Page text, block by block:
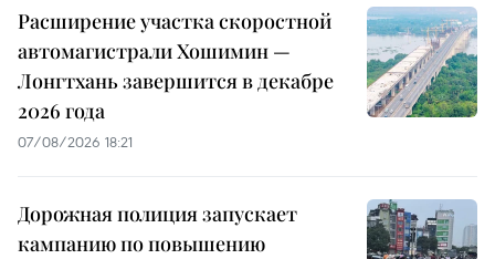
Расширение участка скоростной
автомагистрали Хошимин —
Лонгтхань завершится в декабре
2026 года
07/08/2026 18:21
Дорожная полиция запускает
кампанию по повышению